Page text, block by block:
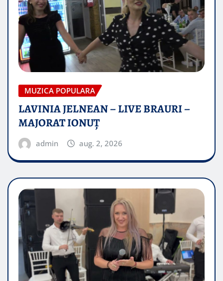
MUZICA POPULARA
LAVINIA JELNEAN – LIVE BRAURI –
MAJORAT IONUŢ
admin aug. 2, 2026